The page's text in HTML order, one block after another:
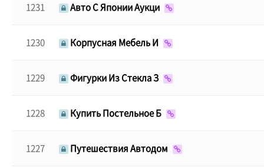
1231 Авто С Японии Аукци
1230 Корпусная Мебель И
1229 Фигурки Из Стекла З
1228 Купить Постельное Б
1227 Путешествия Автодом